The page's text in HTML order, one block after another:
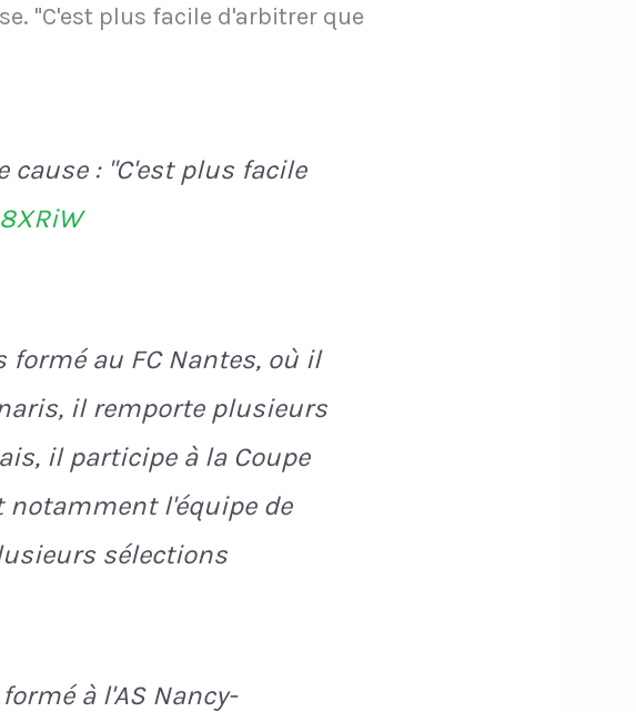
"C'est plus facile d'arbitrer que
: "C'est plus facile
au FC Nantes, où il
il remporte plusieurs
il participe à la Coupe
notamment l'équipe de
sélections
à l'AS Nancy-